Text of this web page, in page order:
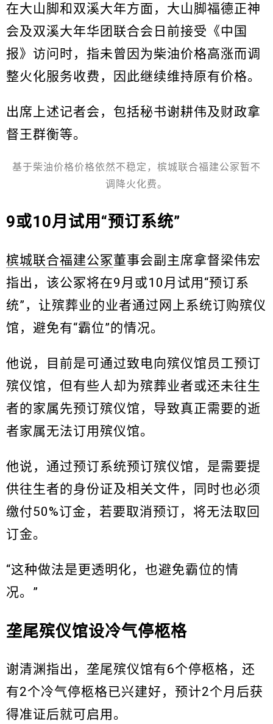
在大山脚和双溪大年方面，大山脚福德正神
会及双溪大年华团联合会日前接受《中国
报》访问时，指未曾因为柴油价格高涨而调
整火化服务收费，因此继续维持原有价格。
出席上述记者会，包括秘书谢耕伟及财政拿
督王群衡等。
基于柴油价格价格依然不稳定，槟城联合福建公冢暂不
调降火化费。
9或10月试用“预订系统”
槟城联合福建公冢董事会副主席拿督梁伟宏
指出，该公冢将在9月或10月试用“预订系
统”，让殡葬业的业者通过网上系统订购殡仪
馆，避免有“霸位”的情况。
他说，目前是可通过致电向殡仪馆员工预订
殡仪馆，但有些人却为殡葬业者或还未往生
者的家属先预订殡仪馆，导致真正需要的逝
者家属无法订用殡仪馆。
他说，通过预订系统预订殡仪馆，是需要提
供往生者的身份证及相关文件，同时也必须
缴付50%订金，若要取消预订，将无法取回
订金。
“这种做法是更透明化，也避免霸位的情
况。”
垄尾殡仪馆设冷气停柩格
谢清渊指出，垄尾殡仪馆有6个停柩格，还
有2个冷气停柩格已兴建好，预计2个月后获
得准证后就可启用。